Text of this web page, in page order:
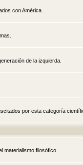
con América.
de la izquierda.
por esta categoría
materialismo filosófico.